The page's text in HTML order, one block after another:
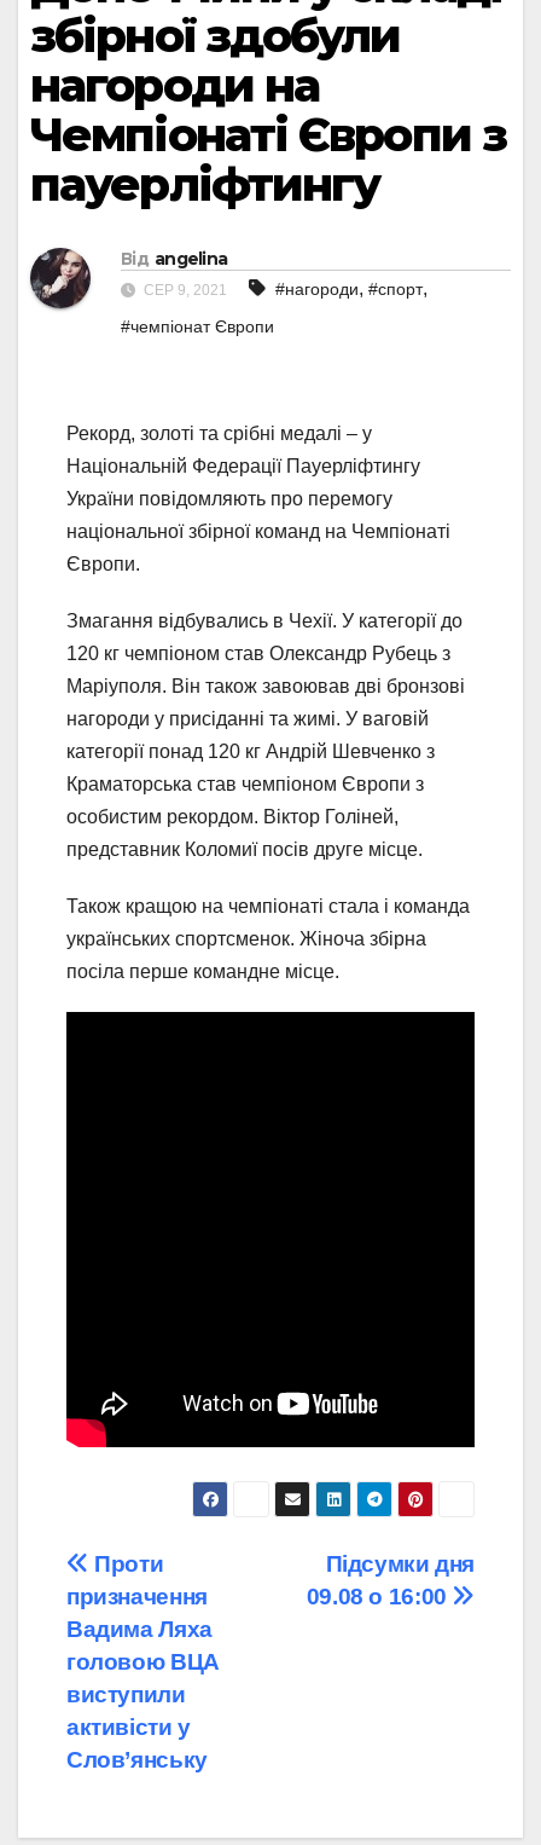
збірної здобули
нагороди на
Чемпіонаті Європи з
пауерліфтингу
Від angelina
СЕР 9, 2021 #нагороди, #спорт,
#чемпіонат Європи
Рекорд, золоті та срібні медалі – у
Національній Федерації Пауерліфтингу
України повідомляють про перемогу
національної збірної команд на Чемпіонаті
Європи.
Змагання відбувались в Чехії. У категорії до
120 кг чемпіоном став Олександр Рубець з
Маріуполя. Він також завоював дві бронзові
нагороди у присіданні та жимі. У ваговій
категорії понад 120 кг Андрій Шевченко з
Краматорська став чемпіоном Європи з
особистим рекордом. Віктор Голіней,
представник Коломиї посів друге місце.
Також кращою на чемпіонаті стала і команда
українських спортсменок. Жіноча збірна
посіла перше командне місце.
Навігація
записів
Підсумки дня
09.08 о 16:00
Проти
призначення
Вадима Ляха
головою ВЦА
виступили
активісти у
Слов’янську